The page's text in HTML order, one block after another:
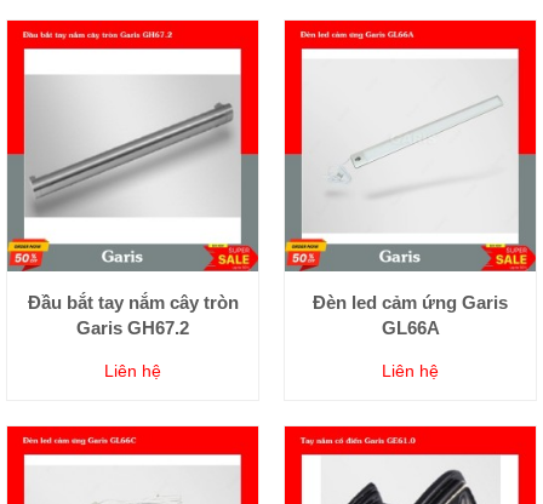
Đầu bắt tay nắm cây tròn
Garis GH67.2
Liên hệ
Đèn led cảm ứng Garis
GL66A
Liên hệ